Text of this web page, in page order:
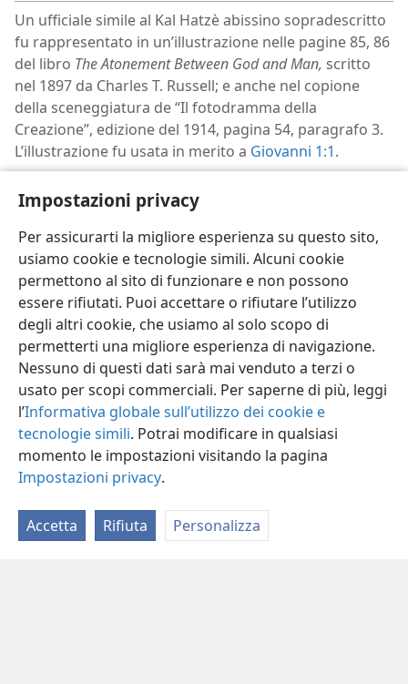
Impostazioni privacy
Per assicurarti la migliore esperienza su questo sito,
usiamo cookie e tecnologie simili. Alcuni cookie
permettono al sito di funzionare e non possono
essere rifiutati. Puoi accettare o rifiutare l’utilizzo
degli altri cookie, che usiamo al solo scopo di
permetterti una migliore esperienza di navigazione.
Nessuno di questi dati sarà mai venduto a terzi o
usato per scopi commerciali. Per saperne di più, leggi
l’Informativa globale sull’utilizzo dei cookie e
tecnologie simili. Potrai modificare in qualsiasi
momento le impostazioni visitando la pagina
Impostazioni privacy.
Accetta Rifiuta Personalizza
Un ufficiale simile al Kal Hatzè abissino sopradescritto
fu rappresentato in un’illustrazione nelle pagine 85, 86
del libro The Atonement Between God and Man, scritto
nel 1897 da Charles T. Russell; e anche nel copione
della sceneggiatura de “Il fotodramma della
Creazione”, edizione del 1914, pagina 54, paragrafo 3.
L’illustrazione fu usata in merito a Giovanni 1:1.
S. T. Byington rende Giovanni 1:18
veduto Dio; un Unigenito Dio, colui che è nel seno del
Padre, egli l’ha fatto conoscere”.